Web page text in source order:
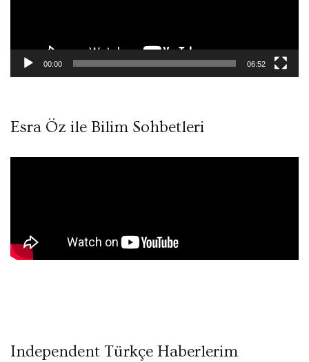
00:00 06:52
Esra Öz ile Bilim Sohbetleri
Independent Türkçe Haberlerim